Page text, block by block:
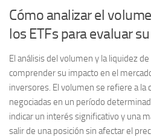
Cómo analizar el
los ETFs para evaluar
El análisis del volumen y laliquidezde
comprender su impacto en el
inversores. El volumen se refiere a la
negociadas en un período
indicar un interés significativo y una
salir de una posición sin afectar el